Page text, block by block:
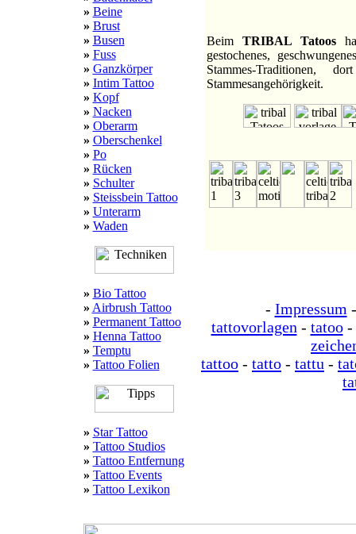
» Beine
» Brust
» Busen
» Fuss
» Ganzkörper
» Intim Tattoo
» Kopf
» Nacken
» Oberarm
» Oberschenkel
» Po
» Rücken
» Schulter
» Steissbein Tattoo
» Unterarm
» Waden
» Bio Tattoo
» Airbrush Tattoo
» Permanent Tattoo
» Henna Tattoo
» Temptu
» Tattoo Folien
» Star Tattoo
» Tattoo Studios
» Tattoo Entfernung
» Tattoo Events
» Tattoo Lexikon
Beim TRIBAL Tatoos
gestochenes,
Stammes-
Stammesangehörigkeit.
- Impressum
tattovorlagen - tatoo-
tattoo - tatto - tattu -